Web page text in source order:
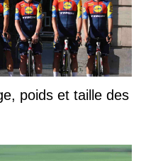
poids et taille des